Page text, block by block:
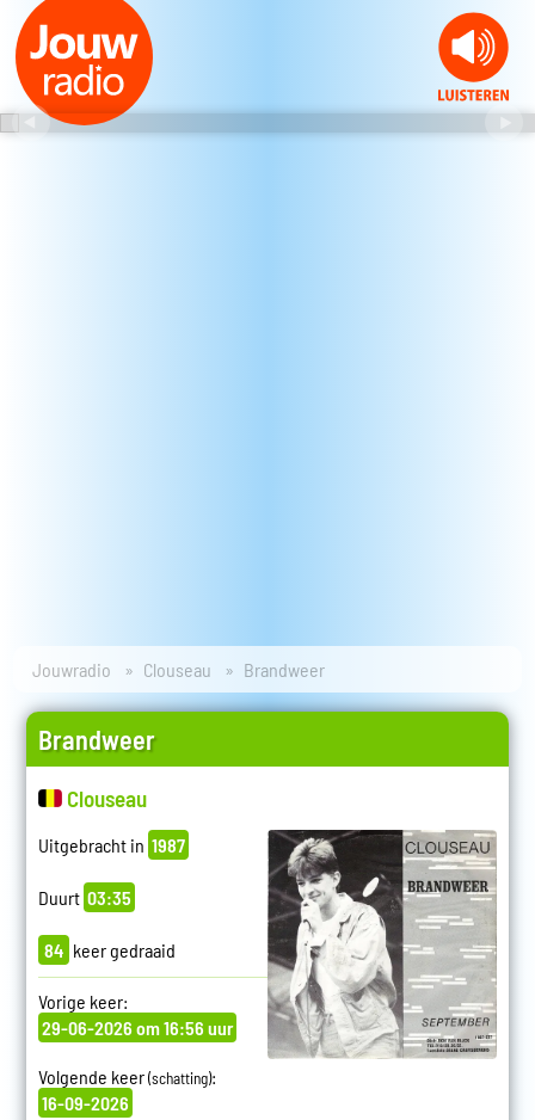
Jouwradio Clouseau Brandweer
Brandweer
Clouseau
Uitgebracht in 1987
Duurt 03:35
84 keer gedraaid
Vorige keer:
29-06-2026 om 16:56 uur
Volgende keer(schatting):
16-09-2026